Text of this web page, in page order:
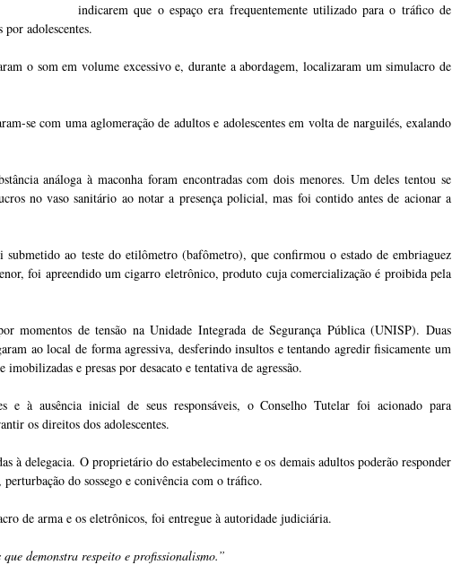
indicarem que o espaço era frequentemente utilizado para o tráfico de
por adolescentes.
o som em volume excessivo e, durante a abordagem, localizaram um simulacro de
se com uma aglomeração de adultos e adolescentes em volta de narguilés, exalando
análoga à maconha foram encontradas com dois menores. Um deles tentou se
no vaso sanitário ao notar a presença policial, mas foi contido antes de acionar a
submetido ao teste do etilômetro (bafômetro), que confirmou o estado de embriaguez
foi apreendido um cigarro eletrônico, produto cuja comercialização é proibida pela
momentos de tensão na Unidade Integrada de Segurança Pública (UNISP). Duas
ao local de forma agressiva, desferindo insultos e tentando agredir fisicamente um
e presas por desacato e tentativa de agressão.
e à ausência inicial de seus responsáveis, o Conselho Tutelar foi acionado para
os direitos dos adolescentes.
à delegacia. O proprietário do estabelecimento e os demais adultos poderão responder
do sossego e conivência com o tráfico.
de arma e os eletrônicos, foi entregue à autoridade judiciária.
demonstra respeito e profissionalismo.”